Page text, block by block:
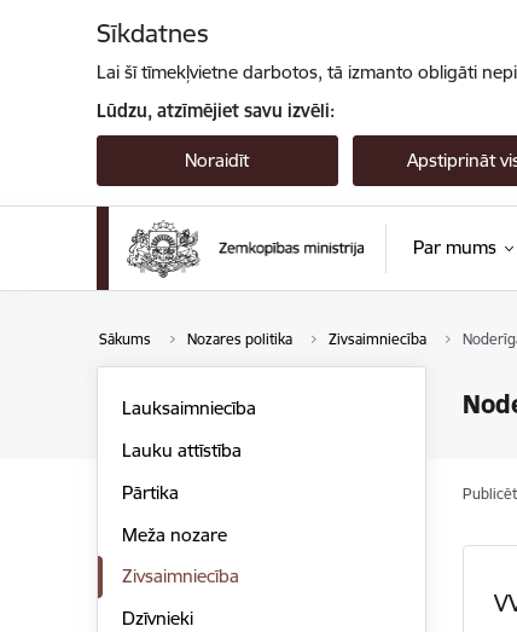
Sīkdatnes
Lai šī tīmekļvietne darbotos, tā izmanto obligāti
Lūdzu, atzīmējiet savu izvēli:
Noraidīt Apstiprināt
Par mums
Sākums Nozares politika Zivsaimniecība
Lauksaimniecība
Lauku attīstība
Pārtika
Meža nozare
Zivsaimniecība
Dzīvnieki